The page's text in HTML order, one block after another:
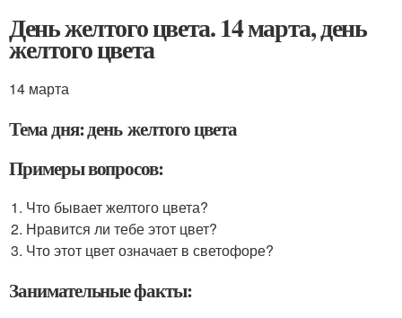
День желтого цвета. 14 марта, день
желтого цвета
14 марта
Тема дня: день желтого цвета
Примеры вопросов:
Что бывает желтого цвета?
Нравится ли тебе этот цвет?
Что этот цвет означает в светофоре?
Занимательные факты: